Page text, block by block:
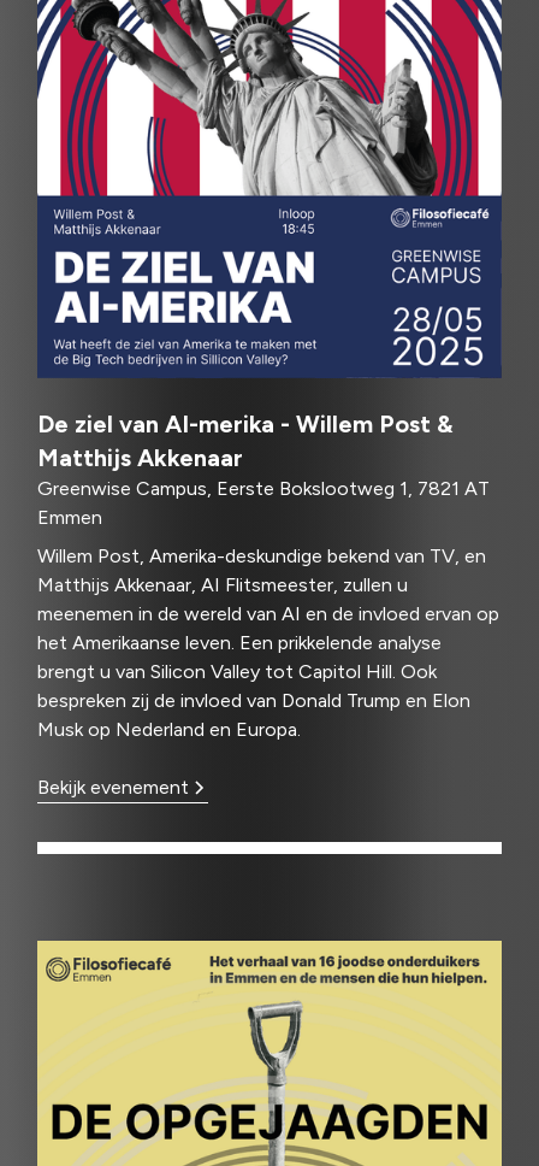
De ziel van AI-merika - Willem Post &
Matthijs Akkenaar
Greenwise Campus, Eerste Bokslootweg 1, 7821 AT
Emmen
Willem Post, Amerika-deskundige bekend van TV, en
Matthijs Akkenaar, AI Flitsmeester, zullen u
meenemen in de wereld van AI en de invloed ervan op
het Amerikaanse leven. Een prikkelende analyse
brengt u van Silicon Valley tot Capitol Hill. Ook
bespreken zij de invloed van Donald Trump en Elon
Musk op Nederland en Europa.
Bekijk evenement